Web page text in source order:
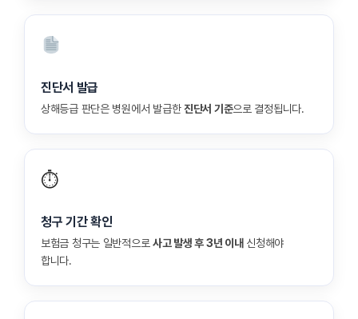
진단서 발급
상해등급 판단은 병원에서 발급한진단서 기준으로 결정됩니다.
⏱
청구 기간 확인
보험금 청구는 일반적으로사고 발생 후 3년 이내 신청해야
합니다.